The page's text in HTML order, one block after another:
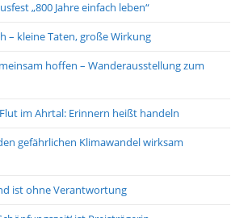
„800 Jahre einfach leben“
– kleine Taten, große Wirkung
hoffen – Wanderausstellung zum
im Ahrtal: Erinnern heißt handeln
gefährlichen Klimawandel wirksam
ist ohne Verantwortung